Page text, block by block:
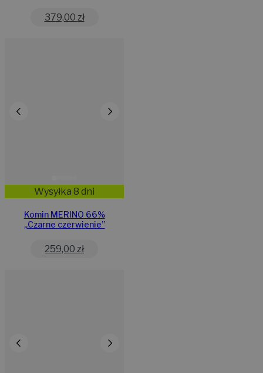
379,00 zł
Wysyłka 8 dni
Komin MERINO 66%
„Czarne czerwienie”
259,00 zł